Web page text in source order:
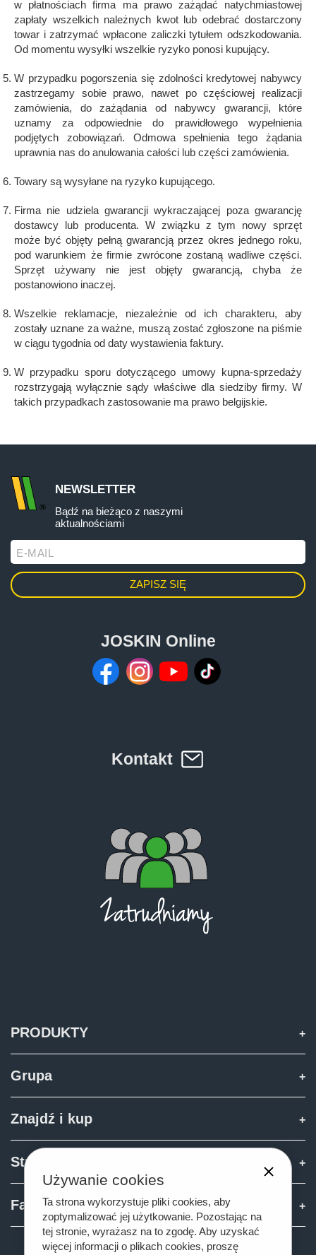
Używanie cookies
Ta strona wykorzystuje pliki cookies, aby
zoptymalizować jej użytkowanie. Pozostając na
tej stronie, wyrażasz na to zgodę. Aby uzyskać
więcej informacji o plikach cookies, proszę
Български
Slovenija
Česká republika
Srpski
ελληνικά
Svenska
한국의
Português
العربية
w płatnościach firma ma prawo zażądać natychmiastowej
zapłaty wszelkich należnych kwot lub odebrać dostarczony
towar i zatrzymać wpłacone zaliczki tytułem odszkodowania.
Od momentu wysyłki wszelkie ryzyko ponosi kupujący.
W przypadku pogorszenia się zdolności kredytowej nabywcy
zastrzegamy sobie prawo, nawet po częściowej realizacji
zamówienia, do zażądania od nabywcy gwarancji, które
uznamy za odpowiednie do prawidłowego wypełnienia
podjętych zobowiązań. Odmowa spełnienia tego żądania
uprawnia nas do anulowania całości lub części zamówienia.
Towary są wysyłane na ryzyko kupującego.
Firma nie udziela gwarancji wykraczającej poza gwarancję
dostawcy lub producenta. W związku z tym nowy sprzęt
może być objęty pełną gwarancją przez okres jednego roku,
pod warunkiem że firmie zwrócone zostaną wadliwe części.
Sprzęt używany nie jest objęty gwarancją, chyba że
postanowiono inaczej.
Wszelkie reklamacje, niezależnie od ich charakteru, aby
zostały uznane za ważne, muszą zostać zgłoszone na piśmie
w ciągu tygodnia od daty wystawienia faktury.
W przypadku sporu dotyczącego umowy kupna-sprzedaży
rozstrzygają wyłącznie sądy właściwe dla siedziby firmy. W
takich przypadkach zastosowanie ma prawo belgijskie.
NEWSLETTER
Bądź na bieżąco z naszymi
aktualnościami
E-MAIL
JOSKIN Online
Kontakt
PRODUKTY
Grupa
Znajdź i kup
Strefa Joskin
Fan shop
Teamviewer